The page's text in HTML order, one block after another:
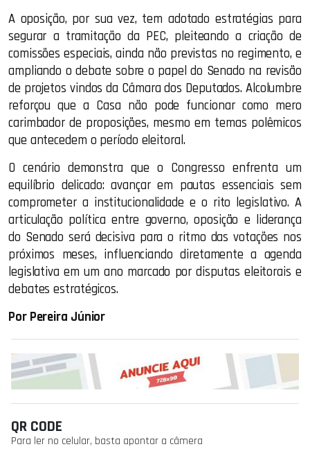
A oposição, por sua vez, tem adotado estratégias para
segurar a tramitação da PEC, pleiteando a criação de
comissões especiais, ainda não previstas no regimento, e
ampliando o debate sobre o papel do Senado na revisão
de projetos vindos da Câmara dos Deputados. Alcolumbre
reforçou que a Casa não pode funcionar como mero
carimbador de proposições, mesmo em temas polêmicos
que antecedem o período eleitoral.
O cenário demonstra que o Congresso enfrenta um
equilíbrio delicado: avançar em pautas essenciais sem
comprometer a institucionalidade e o rito legislativo. A
articulação política entre governo, oposição e liderança
do Senado será decisiva para o ritmo das votações nos
próximos meses, influenciando diretamente a agenda
legislativa em um ano marcado por disputas eleitorais e
debates estratégicos.
Por Pereira Júnior
QR CODE
Para ler no celular, basta apontar a câmera